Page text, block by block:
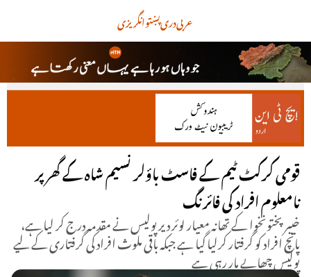
انگریزیپښتودریعربی
قومی کرکٹ ٹیم کے فاسٹ باؤلر نسیم شاہ کے گھر پر
نامعلوم افراد کی فائرنگ
خیبرپختونخوا کے تھانہ معیار لوئر دیر پولیس نے مقدمہ درج کر لیا ہے،
پانچ افراد کو گرفتار کرلیا گیا ہے جبکہ باقی ملوث افراد کی گرفتاری کے لیے
پولیس چھاپے مار رہی ہے